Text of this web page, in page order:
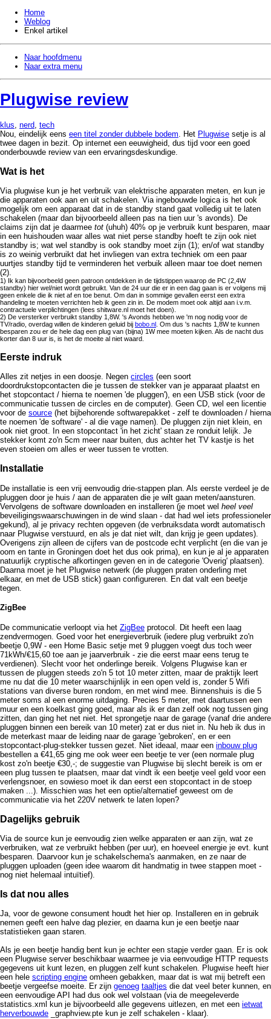
Home
Weblog
Enkel artikel
Naar hoofdmenu
Naar extra menu
Plugwise review
klus, nerd, tech
Nou, eindelijk eens een titel zonder dubbele bodem. Het Plugwise setje is al
twee dagen in bezit. Op internet een eeuwigheid, dus tijd voor een goed
onderbouwde review van een ervaringsdeskundige.
Wat is het
Via plugwise kun je het verbruik van elektrische apparaten meten, en kun je
die apparaten ook aan en uit schakelen. Via ingebouwde logica is het ook
mogelijk om een apparaat dat in de standby stand gaat volledig uit te laten
schakelen (maar dan bijvoorbeeld alleen pas na tien uur 's avonds). De
claims zijn dat je daarmee tot (uhuh) 40% op je verbruik kunt besparen, maar
in een huishouden waar alles wat niet perse standby hoeft te zijn ook niet
standby is; wat wel standby is ook standby moet zijn (1); en/of wat standby
is zo weinig verbruikt dat het invliegen van extra techniek om een paar
uurtjes standby tijd te verminderen het verbuik alleen maar toe doet nemen
(2).
1) Ik kan bijvoorbeeld geen patroon ontdekken in de tijdstippen waarop de PC (2,4W
standby) hier wel/niet wordt gebruikt. Van de 24 uur die er in een dag gaan is er volgens mij
geen enkele die ik niet af en toe benut. Om dan in sommige gevallen eerst een extra
handeling te moeten verrichten heb ik geen zin in. De modem moet ook altijd aan i.v.m.
contractuele verplichtingen (lees shitware.nl moet het doen).
2) De versterker verbruikt standby 1,8W. 's Avonds hebben we 'm nog nodig voor de
TV/radio, overdag willen de kinderen geluid bij bobo.nl
. Om dus 's nachts 1,8W te kunnen
besparen zou er de hele dag een plug van (bijna) 1W mee moeten kijken. Als de nacht dus
korter dan 8 uur is, is het de moeite al niet waard.
Eerste indruk
Alles zit netjes in een doosje. Negen circles (een soort
doordrukstopcontacten die je tussen de stekker van je apparaat plaatst en
het stopcontact / hierna te noemen 'de pluggen'), en een USB stick (voor de
communicatie tussen de circles en de computer). Geen CD, wel een licentie
voor de source (het bijbehorende softwarepakket - zelf te downloaden / hierna
te noemen 'de software' - al die vage namen). De pluggen zijn niet klein, en
ook niet groot. In een stopcontact 'in het zicht' staan ze ronduit lelijk. Je
stekker komt zo'n 5cm meer naar buiten, dus achter het TV kastje is het
even stoeien om alles er weer tussen te vrotten.
Installatie
De installatie is een vrij eenvoudig drie-stappen plan. Als eerste verdeel je de
pluggen door je huis / aan de apparaten die je wilt gaan meten/aansturen.
Vervolgens de software downloaden en installeren (je moet wel heel veel
beveiligingswaarschuwingen in de wind slaan - dat had wel iets professioneler
gekund), al je privacy rechten opgeven (de verbruiksdata wordt automatisch
naar Plugwise verstuurd, en als je dat niet wilt, dan krijg je geen updates).
Overigens zijn alleen de cijfers van de postcode echt verplicht (en die van je
oom en tante in Groningen doet het dus ook prima), en kun je al je apparaten
natuurlijk cryptische afkortingen geven en in de categorie 'Overig' plaatsen).
Daarna moet je het Plugwise netwerk (de pluggen praten onderling met
elkaar, en met de USB stick) gaan configureren. En dat valt een beetje
tegen.
ZigBee
De communicatie verloopt via het ZigBee protocol. Dit heeft een laag
zendvermogen. Goed voor het energieverbruik (iedere plug verbruikt zo'n
beetje 0,9W - een Home Basic setje met 9 pluggen voegt dus toch weer
71kWh/€15,60 toe aan je jaarverbruik - zie die eerst maar eens terug te
verdienen). Slecht voor het onderlinge bereik. Volgens Plugwise kan er
tussen de pluggen steeds zo'n 5 tot 10 meter zitten, maar de praktijk leert
me nu dat die 10 meter waarschijnlijk in een open veld is, zonder 5 Wifi
stations van diverse buren rondom, en met wind mee. Binnenshuis is die 5
meter soms al een enorme uitdaging. Precies 5 meter, met daartussen een
muur en een koelkast ging goed, maar als ik er dan zelf ook nog tussen ging
zitten, dan ging het net niet. Het sprongetje naar de garage (vanaf drie andere
pluggen binnen een bereik van 10 meter) zat er dus niet in. Nu heb ik dus in
de meterkast maar de leiding naar de garage 'gebroken', en er een
stopcontact-plug-stekker tussen gezet. Niet ideaal, maar een inbouw plug
bestellen a €41,65 ging me ook weer een beetje te ver (een normale plug
kost zo'n beetje €30,-; de suggestie van Plugwise bij slecht bereik is om er
een plug tussen te plaatsen, maar dat vindt ik een beetje veel geld voor een
verlengsnoer, en sowieso moet ik dan eerst een stopcontact in de stoep
maken ...). Misschien was het een optie/alternatief geweest om de
communicatie via het 220V netwerk te laten lopen?
Dagelijks gebruik
Via de source kun je eenvoudig zien welke apparaten er aan zijn, wat ze
verbruiken, wat ze verbruikt hebben (per uur), en hoeveel energie je evt. kunt
besparen. Daarvoor kun je schakelschema's aanmaken, en ze naar de
pluggen uploaden (geen idee waarom dit handmatig in twee stappen moet -
nog niet helemaal intuïtief).
Is dat nou alles
Ja, voor de gewone consument houdt het hier op. Installeren en in gebruik
nemen geeft een halve dag plezier, en daarna kun je een beetje naar
statistieken gaan staren.
Als je een beetje handig bent kun je echter een stapje verder gaan. Er is ook
een Plugwise server beschikbaar waarmee je via eenvoudige HTTP requests
gegevens uit kunt lezen, en pluggen zelf kunt schakelen. Plugwise heeft hier
een hele scripting engine omheen gebakken, maar dat is wat mij betreft een
beetje vergeefse moeite. Er zijn genoeg taaltjes die dat veel beter kunnen, en
een eenvoudige API had dus ook wel volstaan (via de meegeleverde
statistics.xml kun je bijvoorbeeld alle gegevens uitlezen, en met een ietwat
herverbouwde _graphview.pte kun je zelf schakelen - klaar).